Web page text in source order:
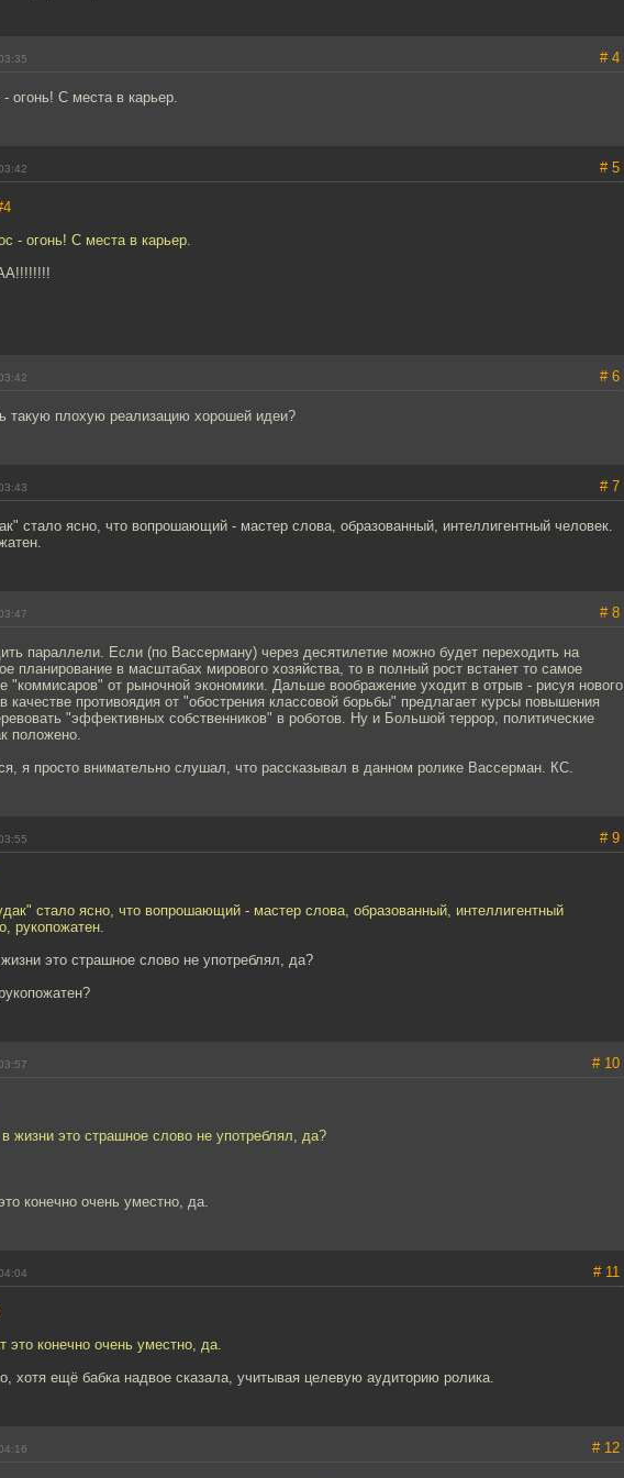
# 4
огонь! С места в карьер.
# 5
- огонь! С места в карьер.
# 6
такую плохую реализацию хорошей идеи?
# 7
стало ясно, что вопрошающий - мастер слова, образованный, интеллигентный человек.
# 8
параллели. Если (по Вассерману) через десятилетие можно будет переходить на
планирование в масштабах мирового хозяйства, то в полный рост встанет то самое
"коммисаров" от рыночной экономики. Дальше воображение уходит в отрыв - рисуя нового
качестве противоядия от "обострения классовой борьбы" предлагает курсы повышения
"эффективных собственников" в роботов. Ну и Большой террор, политические
положено.
я просто внимательно слушал, что рассказывал в данном ролике Вассерман. КС.
# 9
стало ясно, что вопрошающий - мастер слова, образованный, интеллигентный
рукопожатен.
это страшное слово не употреблял, да?
# 10
жизни это страшное слово не употреблял, да?
конечно очень уместно, да.
# 11
это конечно очень уместно, да.
хотя ещё бабка надвое сказала, учитывая целевую аудиторию ролика.
# 12